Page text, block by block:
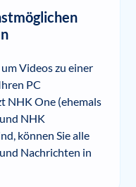
Videos zu einer
PC
NHK One (ehemals
NHK
können Sie alle
Nachrichten in